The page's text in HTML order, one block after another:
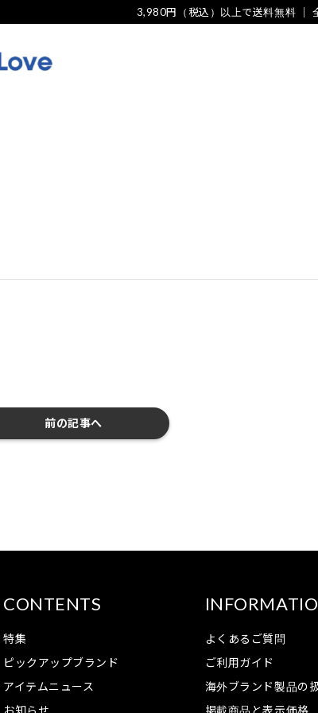
3,980円（税込）以上で送料無料 ｜
前の記事へ
CONTENTS
特集
ピックアップブランド
アイテムニュース
お知らせ
よくあるご質問
ご利用ガイド
海外ブランド製品の
掲載商品と表示価格